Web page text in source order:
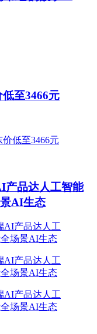
至3466元
产品达人工智能
AI生态